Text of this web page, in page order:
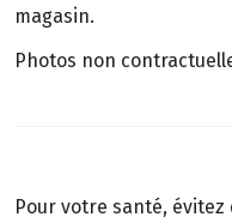
magasin.
Photos non
Pour votre santé,